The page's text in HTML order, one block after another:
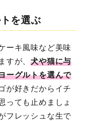
を選ぶ
ーキ風味など美味
すが、犬や猫に与
ーグルトを選んで
が好きだからイチ
っても止めましょ
フレッシュな生で